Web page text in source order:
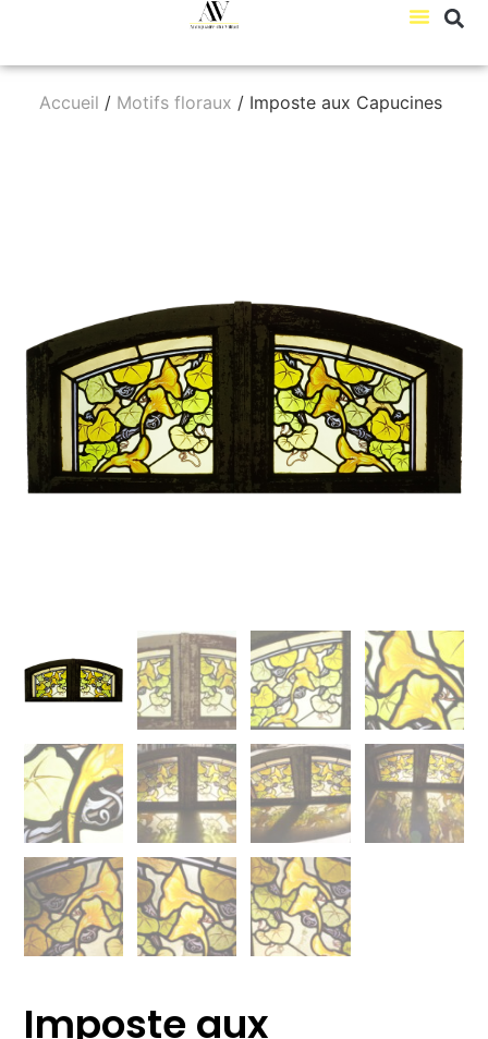
Accueil / Motifs floraux / Imposte aux Capucines
Imposte aux